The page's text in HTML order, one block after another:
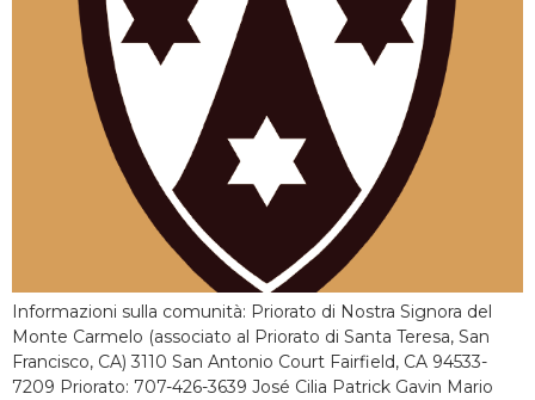
Informazioni sulla comunità: Priorato di Nostra Signora del
Monte Carmelo (associato al Priorato di Santa Teresa, San
Francisco, CA) 3110 San Antonio Court Fairfield, CA 94533-
7209 Priorato: 707-426-3639 José Cilia Patrick Gavin Mario